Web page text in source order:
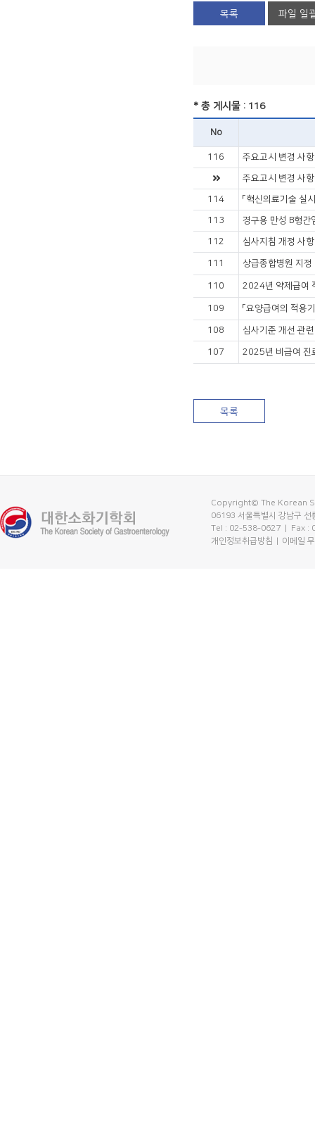
목록 파일 일
* 총 게시물 : 116
No
116 주요고시 변경 사
주요고시 변경 사
114 「혁신의료기술 실
113 경구용 만성 B형
112 심사지침 개정 사
111 상급종합병원 지
110 2024년 약제급여
109 「요양급여의 적용
108 심사기준 개선 관
107 2025년 비급여 진
목록
Copyright© The Korean
06193 서울특별시 강남구
Tel : 02-538-0627 | Fax :
개인정보취급방침
이메일